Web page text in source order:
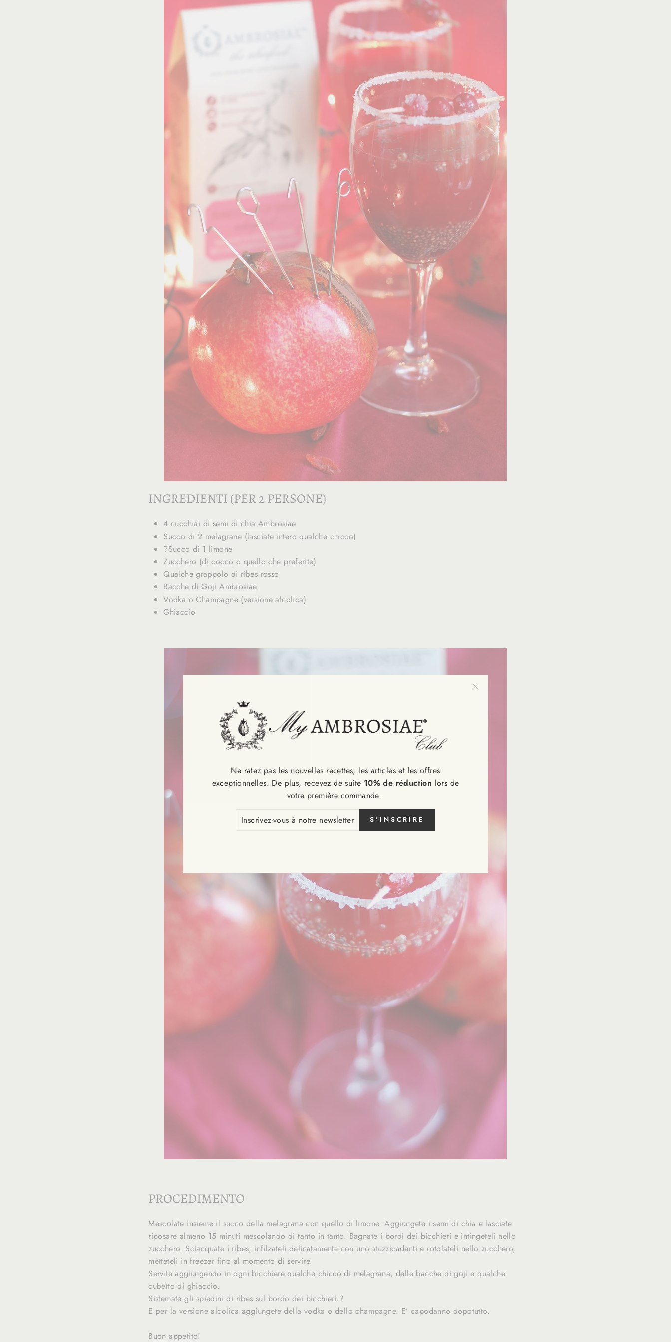
INGREDIENTI (PER 2 PERSONE)
4 cucchiai di semi di chia Ambrosiae
Succo di 2 melagrane (lasciate intero qualche chicco)
?Succo di 1 limone
Zucchero (di cocco o quello che preferite)
Qualche grappolo di ribes rosso
Bacche di Goji Ambrosiae
Vodka o Champagne (versione alcolica)
Ghiaccio
PROCEDIMENTO
Mescolate insieme il succo della melagrana con quello di limone. Aggiungete i semi di chia e lasciate
riposare almeno 15 minuti mescolando di tanto in tanto. Bagnate i bordi dei bicchieri e intingeteli nello
zucchero. Sciacquate i ribes, infilzateli delicatamente con uno stuzzicadenti e rotolateli nello zucchero,
metteteli in freezer fino al momento di servire.
Servite aggiungendo in ogni bicchiere qualche chicco di melagrana, delle bacche di goji e qualche
cubetto di ghiaccio.
Sistemate gli spiedini di ribes sul bordo dei bicchieri.?
E per la versione alcolica aggiungete della vodka o dello champagne. E’ capodanno dopotutto.
Buon appetito!
Ne ratez pas les nouvelles recettes, les articles et les offres
exceptionnelles. De plus, recevez de suite 10% de réduction lors de
votre première commande.
S'INSCRIRE